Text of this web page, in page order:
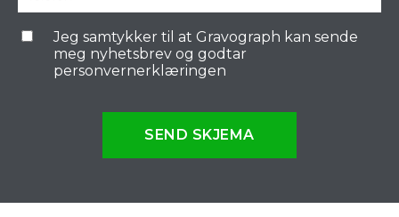
Jeg samtykker til at Gravograph kan sende
meg nyhetsbrev og godtar
personvernerklæringen
SEND SKJEMA